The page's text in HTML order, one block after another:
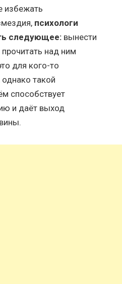
избежать
психологи
следующее: вынести
над ним
для кого-то
такой
способствует
и даёт выход